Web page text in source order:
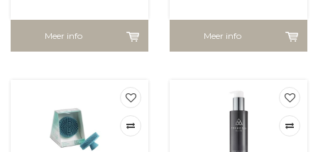
Meer info Meer info